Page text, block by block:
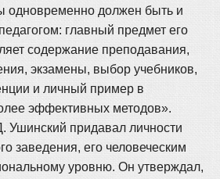
одновременно должен быть и
главный предмет его
содержание преподавания,
экзамены, выбор учебников,
и личный пример в
эффективных методов».
Ушинский придавал личности
заведения, его человеческим
уровню. Он утверждал,